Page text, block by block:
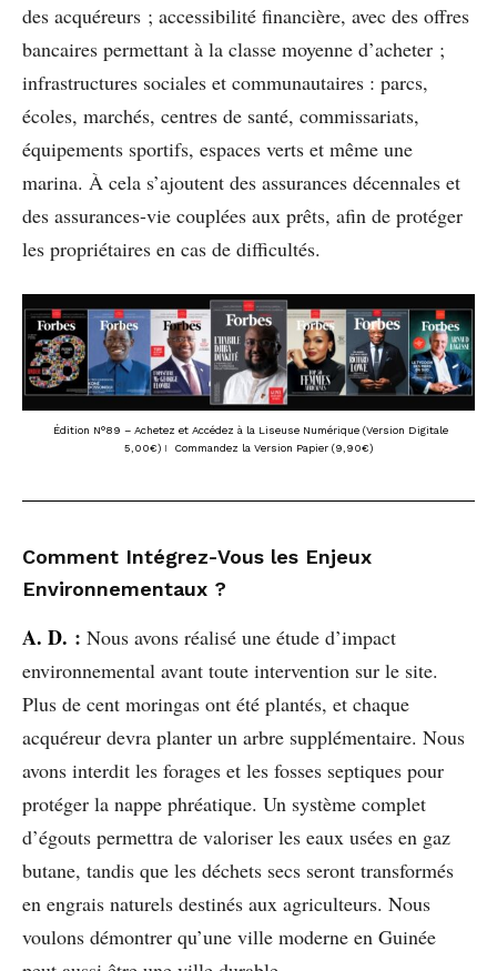
des acquéreurs ; accessibilité financière, avec des offres
bancaires permettant à la classe moyenne d’acheter ;
infrastructures sociales et communautaires : parcs,
écoles, marchés, centres de santé, commissariats,
équipements sportifs, espaces verts et même une
marina. À cela s’ajoutent des assurances décennales et
des assurances-vie couplées aux prêts, afin de protéger
les propriétaires en cas de difficultés.
Édition N°89 – Achetez et Accédez à la Liseuse Numérique (Version Digitale
5,00€) I Commandez la Version Papier (9,90€)
Comment Intégrez-Vous les Enjeux
Environnementaux ?
A. D. : Nous avons réalisé une étude d’impact
environnemental avant toute intervention sur le site.
Plus de cent moringas ont été plantés, et chaque
acquéreur devra planter un arbre supplémentaire. Nous
avons interdit les forages et les fosses septiques pour
protéger la nappe phréatique. Un système complet
d’égouts permettra de valoriser les eaux usées en gaz
butane, tandis que les déchets secs seront transformés
en engrais naturels destinés aux agriculteurs. Nous
voulons démontrer qu’une ville moderne en Guinée